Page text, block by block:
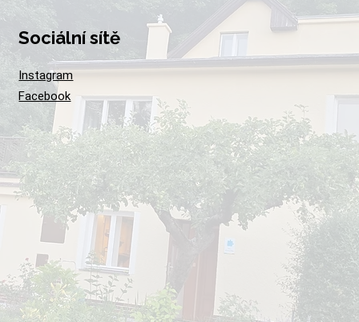
Sociální sítě
Instagram
Facebook